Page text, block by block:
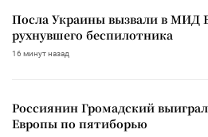
Посла Украины вызвали в МИД
рухнувшего беспилотника
16 минут назад
Россиянин Громадский
Европы по пятиборью